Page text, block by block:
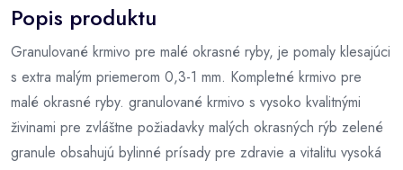
Popis produktu
Granulované krmivo pre malé okrasné ryby, je pomaly klesajúci
s extra malým priemerom 0,3-1 mm. Kompletné krmivo pre
malé okrasné ryby. granulované krmivo s vysoko kvalitnými
živinami pre zvláštne požiadavky malých okrasných rýb zelené
granule obsahujú bylinné prísady pre zdravie a vitalitu vysoká